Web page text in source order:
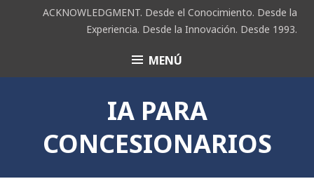
ACKNOWLEDGMENT. Desde el Conocimiento. Desde la
Experiencia. Desde la Innovación. Desde 1993.
ACK MENÚ
IA PARA
CONCESIONARIOS